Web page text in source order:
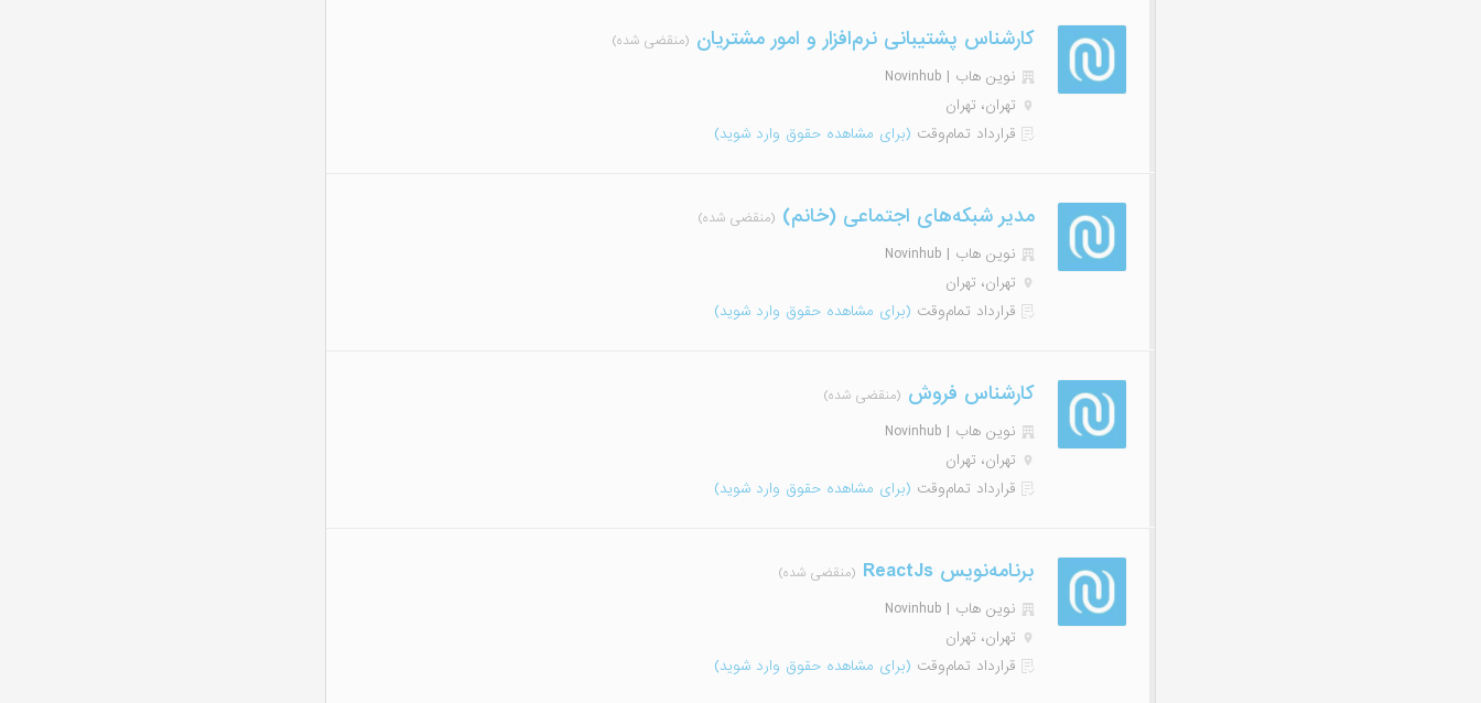
کارشناس پشتیبانی نرم‌افزار و امور مشتریان (منقضی شده)
نوین هاب | Novinhub
تهران، تهران
قرارداد تمام‌وقت (برای مشاهده حقوق وارد شوید)
مدیر شبکه‌های اجتماعی (خانم) (منقضی شده)
نوین هاب | Novinhub
تهران، تهران
قرارداد تمام‌وقت (برای مشاهده حقوق وارد شوید)
کارشناس فروش (منقضی شده)
نوین هاب | Novinhub
تهران، تهران
قرارداد تمام‌وقت (برای مشاهده حقوق وارد شوید)
برنامه‌نویس ReactJs (منقضی شده)
نوین هاب | Novinhub
تهران، تهران
قرارداد تمام‌وقت (برای مشاهده حقوق وارد شوید)